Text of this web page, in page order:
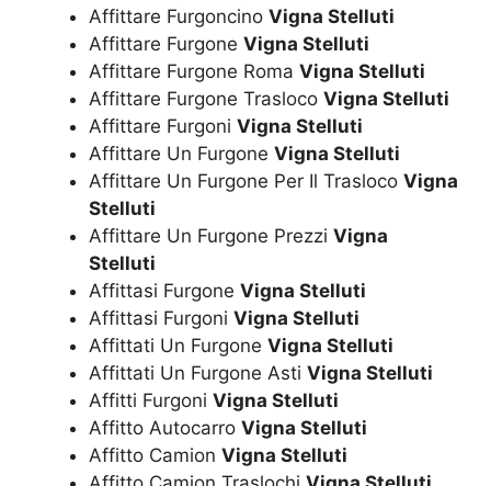
Affittare Furgoncino Vigna Stelluti
Affittare Furgone Vigna Stelluti
Affittare Furgone Roma Vigna Stelluti
Affittare Furgone Trasloco Vigna Stelluti
Affittare Furgoni Vigna Stelluti
Affittare Un Furgone Vigna Stelluti
Affittare Un Furgone Per Il Trasloco Vigna
Stelluti
Affittare Un Furgone Prezzi Vigna
Stelluti
Affittasi Furgone Vigna Stelluti
Affittasi Furgoni Vigna Stelluti
Affittati Un Furgone Vigna Stelluti
Affittati Un Furgone Asti Vigna Stelluti
Affitti Furgoni Vigna Stelluti
Affitto Autocarro Vigna Stelluti
Affitto Camion Vigna Stelluti